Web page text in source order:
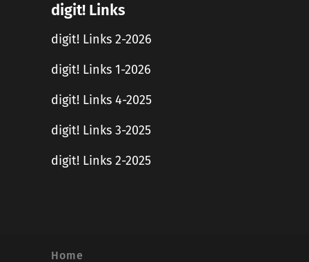
digit! Links
digit! Links 2-2026
digit! Links 1-2026
digit! Links 4-2025
digit! Links 3-2025
digit! Links 2-2025
Home